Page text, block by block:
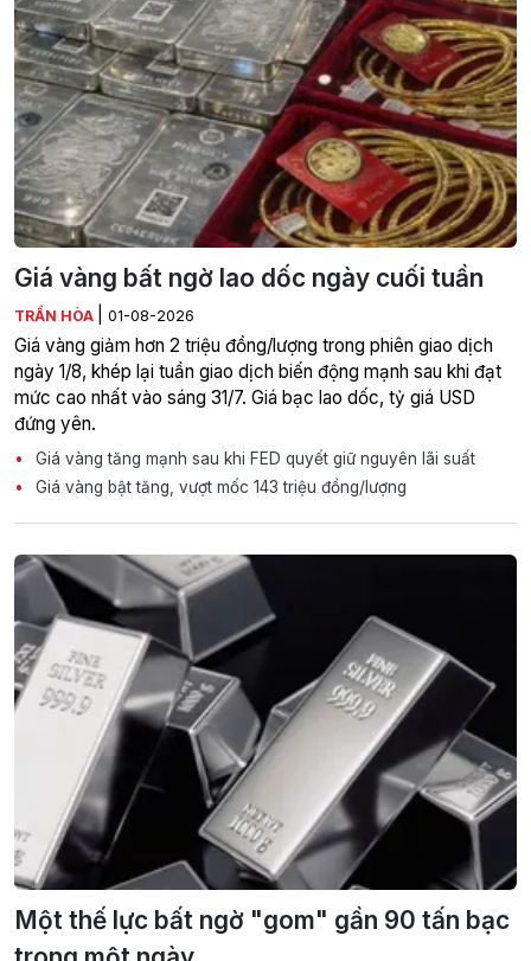
Giá vàng bất ngờ lao dốc ngày cuối tuần
TRẦN HÒA 01-08-2026
Giá vàng giảm hơn 2 triệu đồng/lượng trong phiên giao dịch
ngày 1/8, khép lại tuần giao dịch biến động mạnh sau khi đạt
mức cao nhất vào sáng 31/7. Giá bạc lao dốc, tỷ giá USD
đứng yên.
Giá vàng tăng mạnh sau khi FED quyết giữ nguyên lãi suất
Giá vàng bật tăng, vượt mốc 143 triệu đồng/lượng
Một thế lực bất ngờ "gom" gần 90 tấn bạc